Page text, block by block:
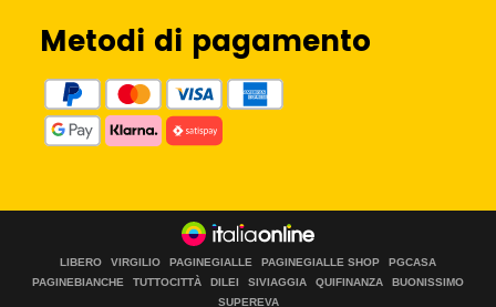
Metodi di pagamento
LIBERO VIRGILIO PAGINEGIALLE PAGINEGIALLE SHOP
PGCASA
PAGINEBIANCHE
TUTTOCITTÀ DILEI SIVIAGGIA QUIFINANZA
BUONISSIMO
SUPEREVA